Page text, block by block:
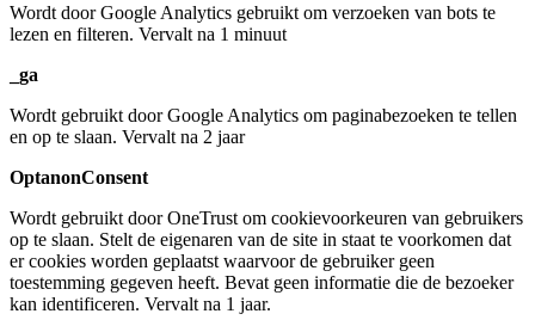
Wordt door Google Analytics gebruikt om verzoeken van bots te
lezen en filteren. Vervalt na 1 minuut
_ga
Wordt gebruikt door Google Analytics om paginabezoeken te tellen
en op te slaan. Vervalt na 2 jaar
OptanonConsent
Wordt gebruikt door OneTrust om cookievoorkeuren van gebruikers
op te slaan. Stelt de eigenaren van de site in staat te voorkomen dat
er cookies worden geplaatst waarvoor de gebruiker geen
toestemming gegeven heeft. Bevat geen informatie die de bezoeker
kan identificeren. Vervalt na 1 jaar.